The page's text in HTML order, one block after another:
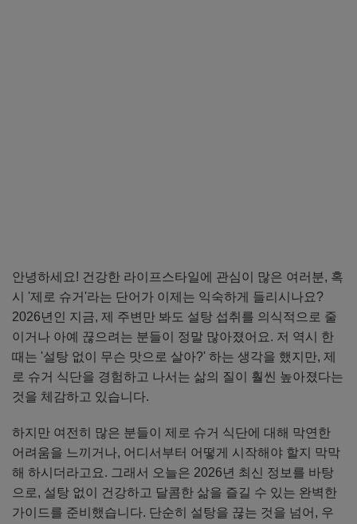
안녕하세요! 건강한 라이프스타일에 관심이 많은 여러분, 혹
시 '제로 슈거'라는 단어가 이제는 익숙하게 들리시나요?
2026년인 지금, 제 주변만 봐도 설탕 섭취를 의식적으로 줄
이거나 아예 끊으려는 분들이 정말 많아졌어요. 저 역시 한
때는 '설탕 없이 무슨 맛으로 살아?' 하는 생각을 했지만, 제
로 슈거 식단을 경험하고 나서는 삶의 질이 훨씬 높아졌다는
것을 체감하고 있습니다.
하지만 여전히 많은 분들이 제로 슈거 식단에 대해 막연한
어려움을 느끼거나, 어디서부터 어떻게 시작해야 할지 막막
해 하시더라고요. 그래서 오늘은 2026년 최신 정보를 바탕
으로, 설탕 없이 건강하고 달콤한 삶을 즐길 수 있는 완벽한
가이드를 준비했습니다. 단순히 설탕을 끊는 것을 넘어, 우